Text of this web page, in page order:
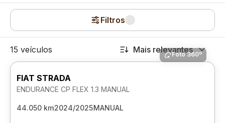
Filtros
15 veículos Mais relevantes
Foto 360º
FIAT STRADA
ENDURANCE CP FLEX 1.3 MANUAL
44.050 km2024/2025MANUAL